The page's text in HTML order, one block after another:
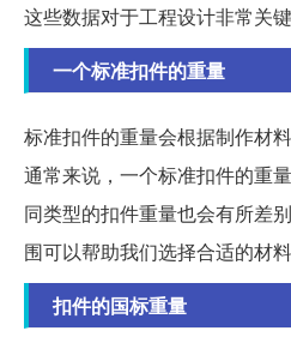
这些数据对于工程设计非常关键
一个标准扣件的重量
标准扣件的重量会根据制作材
通常来说，一个标准扣件的重
同类型的扣件重量也会有所差
围可以帮助我们选择合适的材料
扣件的国标重量